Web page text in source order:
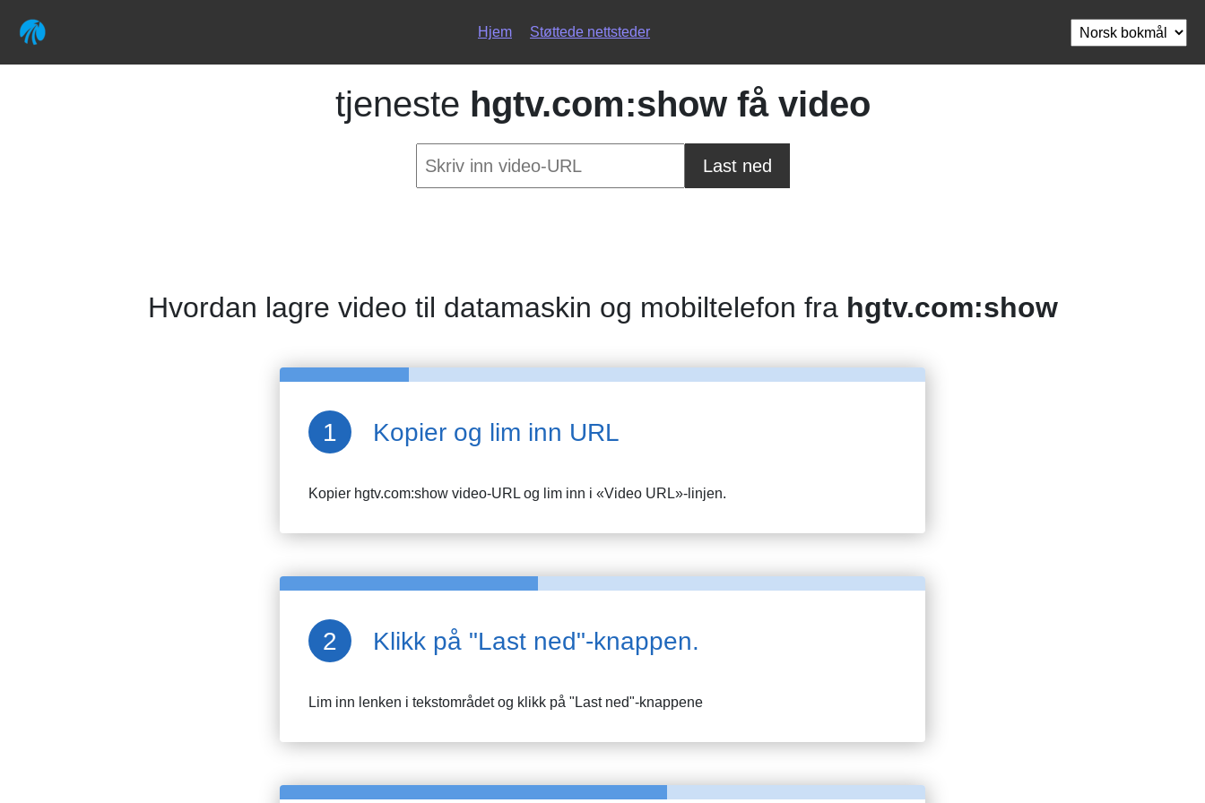
Hjem Støttede nettsteder
tjeneste hgtv.com:show få video
Last ned
Hvordan lagre video til datamaskin og mobiltelefon fra hgtv.com:show
Kopier og lim inn URL
Kopier hgtv.com:show video-URL og lim inn i «Video URL»-linjen.
Klikk på "Last ned"-knappen.
Lim inn lenken i tekstområdet og klikk på "Last ned"-knappene